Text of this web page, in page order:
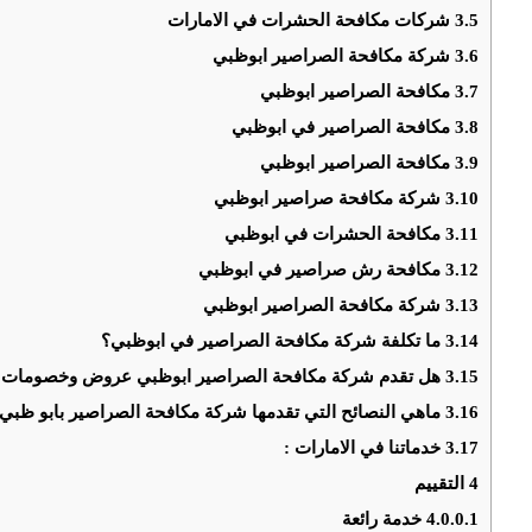
3.5شركات مكافحة الحشرات في الامارات
3.6شركة مكافحة الصراصير ابوظبي
3.7مكافحة الصراصير ابوظبي
3.8مكافحة الصراصير في ابوظبي
3.9مكافحة الصراصير ابوظبي
3.10شركة مكافحة صراصير ابوظبي
3.11مكافحة الحشرات في ابوظبي
3.12مكافحة رش صراصير في ابوظبي
3.13شركة مكافحة الصراصير ابوظبي
3.14ما تكلفة شركة مكافحة الصراصير في ابوظبي؟
3.15هل تقدم شركة مكافحة الصراصير ابوظبي عروض
3.16ماهي النصائح التي تقدمها شركة مكافحة الصراصير بابو
3.17خدماتنا في الامارات :
4التقييم
4.0.0.1خدمة رائعة